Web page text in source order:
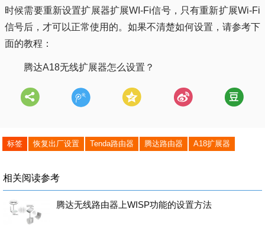
时候需要重新设置扩展器扩展WI-Fi信号，只有重新扩展Wi-Fi
信号后，才可以正常使用的。如果不清楚如何设置，请参考下
面的教程：
腾达A18无线扩展器怎么设置？
标签 恢复出厂设置 Tenda路由器 腾达路由器 A18扩展器
相关阅读参考
腾达无线路由器上WISP功能的设置方法